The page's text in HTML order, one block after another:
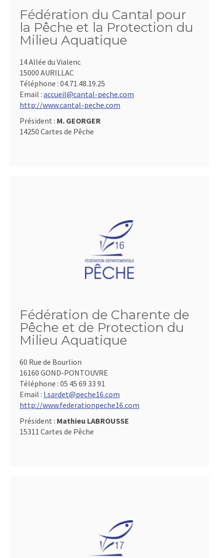
Fédération du Cantal pour
la Pêche et la Protection du
Milieu Aquatique
14 Allée du Vialenc
15000 AURILLAC
Téléphone : 04.71.48.19.25
Email : accueil@cantal-peche.com
http://www.cantal-peche.com
Président : M. GEORGER
14250 Cartes de Pêche
Fédération de Charente de
Pêche et de Protection du
Milieu Aquatique
60 Rue de Bourlion
16160 GOND-PONTOUVRE
Téléphone : 05 45 69 33 91
Email : l.sardet@peche16.com
http://www.federationpeche16.com
Président : Mathieu LABROUSSE
15311 Cartes de Pêche